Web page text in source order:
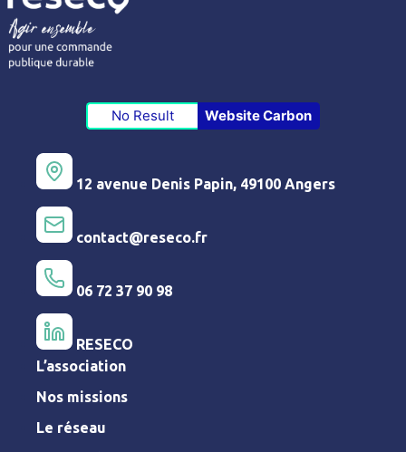
No Result Website Carbon
12 avenue Denis Papin, 49100 Angers
contact@reseco.fr
06 72 37 90 98
RESECO
L’association
Nos missions
Le réseau